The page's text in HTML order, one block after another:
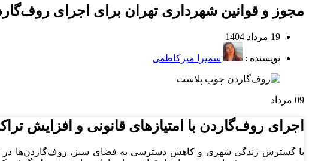
مجوز و قوانین شهرداری تهران برای اجرای
19 مرداد 1404
نویسنده : سمیرا میرکاظمی
09 مرداد
اجرای روف‌گاردن با امتیازهای قانونی و افزایش
با گسترش زندگی شهری و کاهش دسترسی به فضای سبز، روف‌گاردن‌ها در